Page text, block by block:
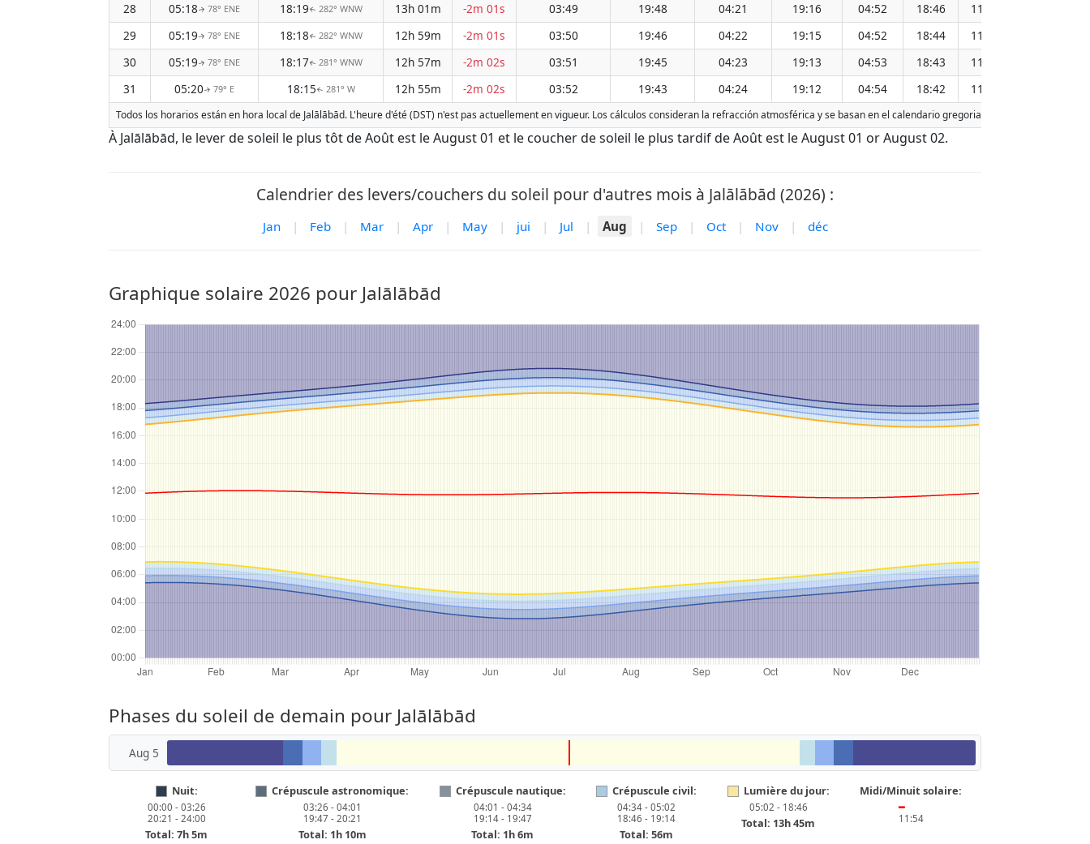
28
05:18↑ 78° ENE 18:19↑ 282° WNW 13h 01m -2m 01s 03:49 19:48 04:21 19:16 04:52 18:46
11:49
29
05:19↑ 78° ENE 18:18↑ 282° WNW 12h 59m -2m 01s 03:50 19:46 04:22 19:15 04:52 18:44
11:49
30
05:19↑ 78° ENE 18:17↑ 281° WNW 12h 57m -2m 02s 03:51 19:45 04:23 19:13 04:53 18:43
11:48
31
05:20↑ 79° E 18:15↑ 281° W 12h 55m -2m 02s 03:52 19:43 04:24 19:12 04:54 18:42 11:48
Todos los horarios están en hora local de Jalālābād. L'heure d'été (DST) n'est pas actuellement en vigueur. Los cálculos consideran la refracción atmosférica y se basan en el calendario gregoriano. La fecha de hoy
À Jalālābād, le lever de soleil le plus tôt de Août est le August 01 et le coucher de soleil le plus tardif de Août est le August 01 or August 02.
Calendrier des levers/couchers du soleil pour d'autres mois à Jalālābād (2026) :
Jan | Feb | Mar | Apr | May | jui | Jul | Aug | Sep | Oct | Nov | déc
Graphique solaire 2026 pour Jalālābād
Phases du soleil de demain pour Jalālābād
Aug 5
Nuit:
00:00 - 03:26
20:21 - 24:00
Total: 7h 5m
Crépuscule astronomique:
03:26 - 04:01
19:47 - 20:21
Total: 1h 10m
Crépuscule nautique:
04:01 - 04:34
19:14 - 19:47
Total: 1h 6m
Crépuscule civil:
04:34 - 05:02
18:46 - 19:14
Total: 56m
Lumière du jour:
05:02 - 18:46
Total: 13h 45m
Midi/Minuit solaire:
━
11:54